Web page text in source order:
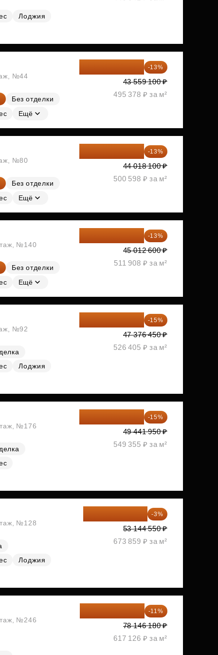
Лоджия
№44
Без отделки
Ещё
-13%
43 559 100 ₽
495 378 ₽ за м²
№80
Без отделки
Ещё
-13%
44 018 100 ₽
500 598 ₽ за м²
№140
Без отделки
Ещё
-13%
45 012 600 ₽
511 908 ₽ за м²
№92
Лоджия
-15%
47 376 450 ₽
526 405 ₽ за м²
№176
-15%
49 441 950 ₽
549 355 ₽ за м²
№128
Лоджия
51 550 214 ₽ -3%
53 144 550 ₽
673 859 ₽ за м²
№246
-11%
78 146 180 ₽
617 126 ₽ за м²